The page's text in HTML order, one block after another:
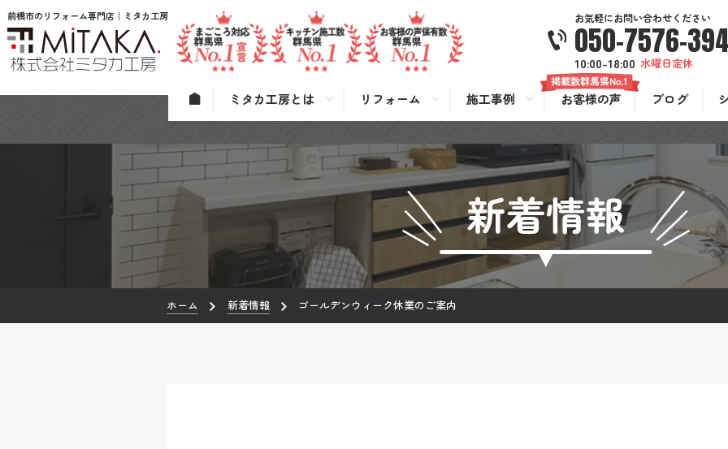
前橋市のリフォーム専門店｜ミタカ工房 お気軽にお問い合わせください
050-7576-
10:00-18:00 水曜日定休
ミタカ工房とは リフォーム 施工事例 お客様の声 ブログ
新着情報
ホーム 新着情報 ゴールデンウィーク休業のご案内